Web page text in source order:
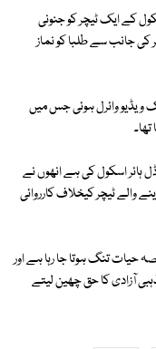
کے ایک ٹیچر کو جنونی
کی جانب سے طلبا کو نماز
ویڈیو وائرل ہوئی جس میں
ہائر اسکول کی ہے انھوں نے
والے ٹیچر کیخلاف کارروائی
حیات تنگ ہوتا جا رہا ہے اور
آزادی کا حق چھین لیتے